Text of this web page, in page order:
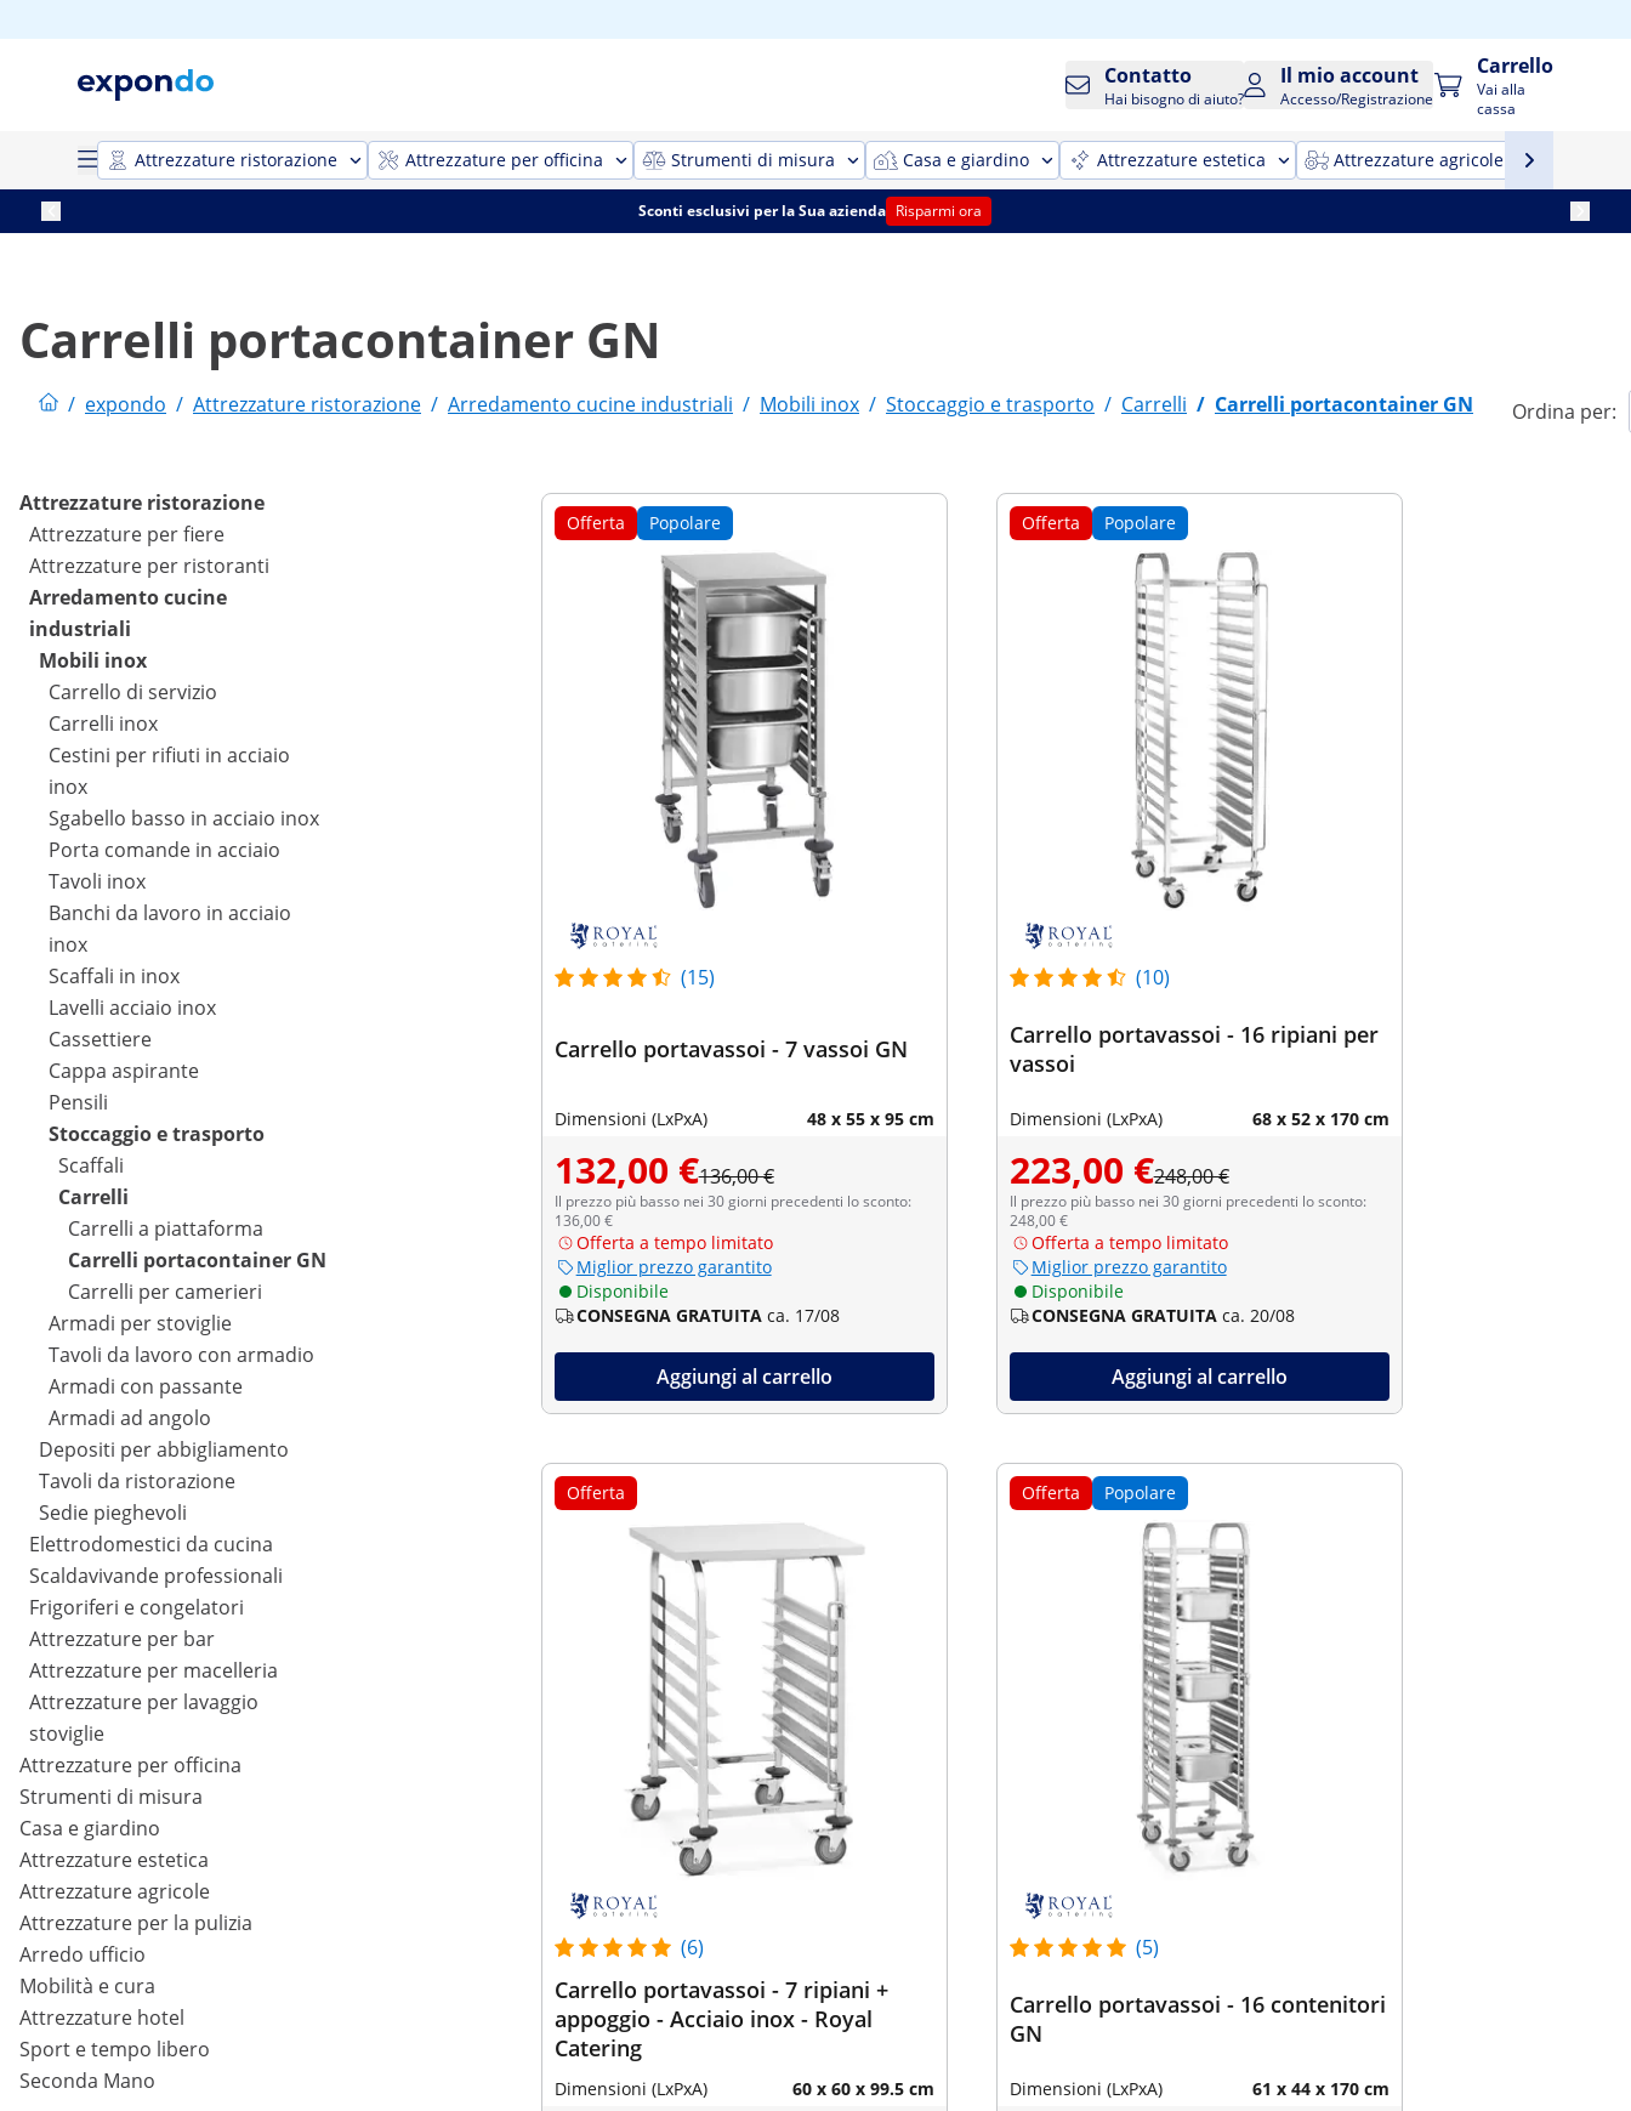
Contatto
Hai bisogno di aiuto?
Il mio account
Accesso/Registrazione
Carrello
Vai alla
cassa
Attrezzature ristorazione Attrezzature per officina Strumenti di misura Casa e giardino Attrezzature estetica Attrezzature agricole
Sconti esclusivi per la Sua azienda Risparmi ora
Carrelli portacontainer GN
/ expondo / Attrezzature ristorazione / Arredamento cucine industriali / Mobili inox / Stoccaggio e trasporto / Carrelli / Carrelli portacontainer GN Ordina per:
Attrezzature ristorazione
Attrezzature per fiere
Attrezzature per ristoranti
Arredamento cucine
industriali
Mobili inox
Carrello di servizio
Carrelli inox
Cestini per rifiuti in acciaio
inox
Sgabello basso in acciaio inox
Porta comande in acciaio
Tavoli inox
Banchi da lavoro in acciaio
inox
Scaffali in inox
Lavelli acciaio inox
Cassettiere
Cappa aspirante
Pensili
Stoccaggio e trasporto
Scaffali
Carrelli
Carrelli a piattaforma
Carrelli portacontainer GN
Carrelli per camerieri
Armadi per stoviglie
Tavoli da lavoro con armadio
Armadi con passante
Armadi ad angolo
Depositi per abbigliamento
Tavoli da ristorazione
Sedie pieghevoli
Elettrodomestici da cucina
Scaldavivande professionali
Frigoriferi e congelatori
Attrezzature per bar
Attrezzature per macelleria
Attrezzature per lavaggio
stoviglie
Attrezzature per officina
Strumenti di misura
Casa e giardino
Attrezzature estetica
Attrezzature agricole
Attrezzature per la pulizia
Arredo ufficio
Mobilità e cura
Attrezzature hotel
Sport e tempo libero
Seconda Mano
Offerta Popolare
(15)
Carrello portavassoi - 7 vassoi GN
Dimensioni (LxPxA) 48 x 55 x 95 cm
132,00 €136,00 €
Il prezzo più basso nei 30 giorni precedenti lo sconto:
136,00 €
Offerta a tempo limitato
Miglior prezzo garantito
Disponibile
CONSEGNA GRATUITA ca. 17/08
Aggiungi al carrello
Offerta Popolare
(10)
Carrello portavassoi - 16 ripiani per
vassoi
Dimensioni (LxPxA) 68 x 52 x 170 cm
223,00 €248,00 €
Il prezzo più basso nei 30 giorni precedenti lo sconto:
248,00 €
Offerta a tempo limitato
Miglior prezzo garantito
Disponibile
CONSEGNA GRATUITA ca. 20/08
Aggiungi al carrello
Offerta
(6)
Carrello portavassoi - 7 ripiani +
appoggio - Acciaio inox - Royal
Catering
Dimensioni (LxPxA) 60 x 60 x 99.5 cm
Offerta Popolare
(5)
Carrello portavassoi - 16 contenitori
GN
Dimensioni (LxPxA) 61 x 44 x 170 cm